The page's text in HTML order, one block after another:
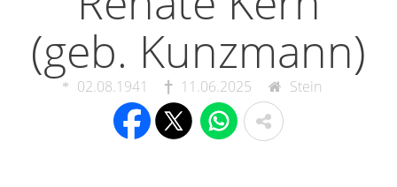
(geb. Kunzmann)
02.08.1941 11.06.2025 Stein